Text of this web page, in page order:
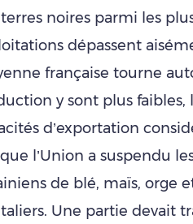
noires parmi les
dépassent
française tourne
y sont plus faibles,
d’exportation
l’Union a suspendu
de blé, maïs, orge
Une partie devait